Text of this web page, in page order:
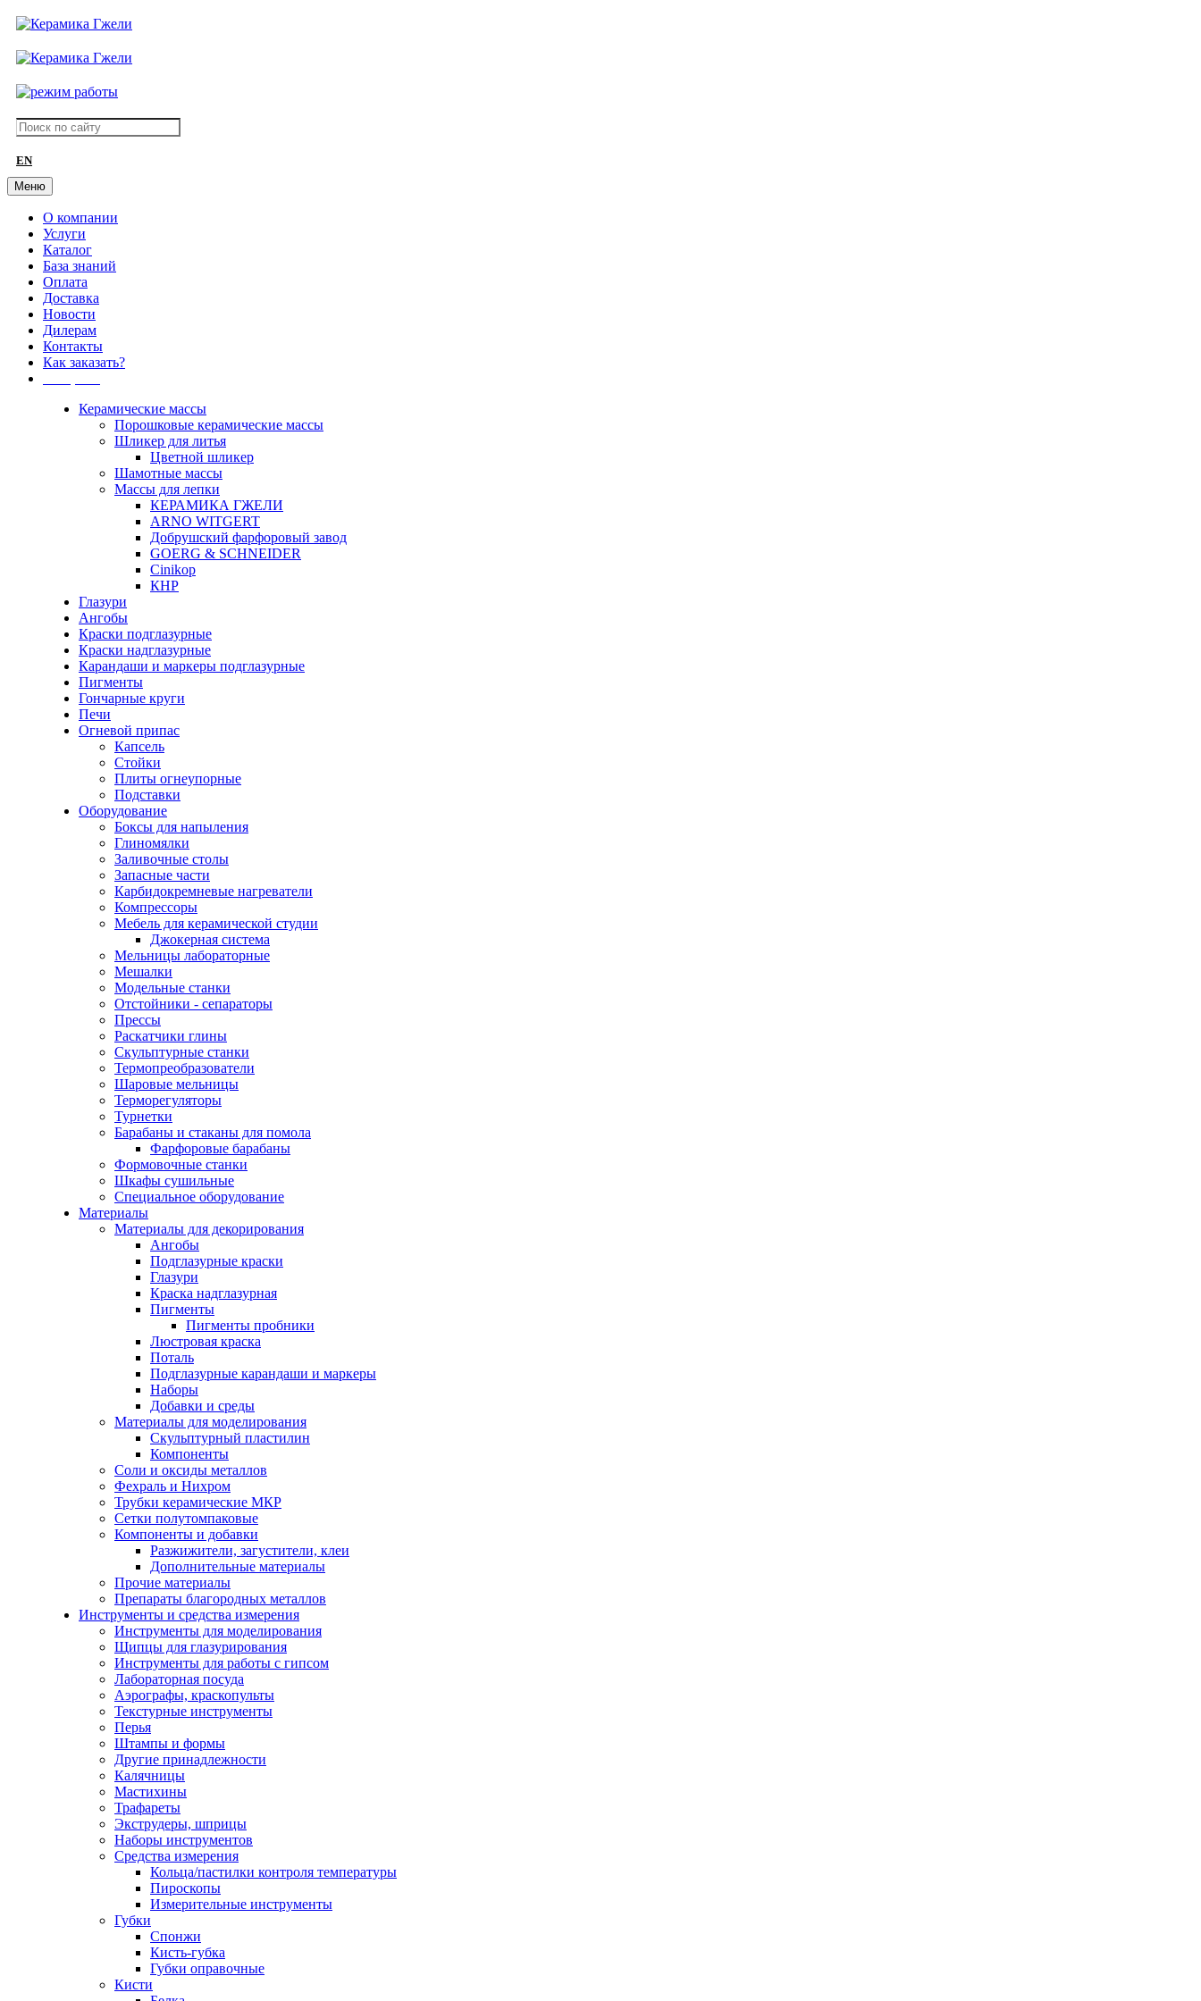
EN
Меню
О компании
Услуги
Каталог
База знаний
Оплата
Доставка
Новости
Дилерам
Контакты
Как заказать?
Керамические массы
Порошковые керамические массы
Шликер для литья
Цветной шликер
Шамотные массы
Массы для лепки
КЕРАМИКА ГЖЕЛИ
ARNO WITGERT
Добрушский фарфоровый завод
GOERG & SCHNEIDER
Cinikop
КНР
Глазури
Ангобы
Краски подглазурные
Краски надглазурные
Карандаши и маркеры подглазурные
Пигменты
Гончарные круги
Печи
Огневой припас
Капсель
Стойки
Плиты огнеупорные
Подставки
Оборудование
Боксы для напыления
Глиномялки
Заливочные столы
Запасные части
Карбидокремневые нагреватели
Компрессоры
Мебель для керамической студии
Джокерная система
Мельницы лабораторные
Мешалки
Модельные станки
Отстойники - сепараторы
Прессы
Раскатчики глины
Скульптурные станки
Термопреобразователи
Шаровые мельницы
Терморегуляторы
Турнетки
Барабаны и стаканы для помола
Фарфоровые барабаны
Формовочные станки
Шкафы сушильные
Специальное оборудование
Материалы
Материалы для декорирования
Ангобы
Подглазурные краски
Глазури
Краска надглазурная
Пигменты
Пигменты пробники
Люстровая краска
Поталь
Подглазурные карандаши и маркеры
Наборы
Добавки и среды
Материалы для моделирования
Скульптурный пластилин
Компоненты
Соли и оксиды металлов
Фехраль и Нихром
Трубки керамические МКР
Сетки полутомпаковые
Компоненты и добавки
Разжижители, загустители, клеи
Дополнительные материалы
Прочие материалы
Препараты благородных металлов
Инструменты и средства измерения
Инструменты для моделирования
Щипцы для глазурирования
Инструменты для работы с гипсом
Лабораторная посуда
Аэрографы, краскопульты
Текстурные инструменты
Перья
Штампы и формы
Другие принадлежности
Калячницы
Мастихины
Трафареты
Экструдеры, шприцы
Наборы инструментов
Средства измерения
Кольца/пастилки контроля температуры
Пироскопы
Измерительные инструменты
Губки
Спонжи
Кисть-губка
Губки оправочные
Кисти